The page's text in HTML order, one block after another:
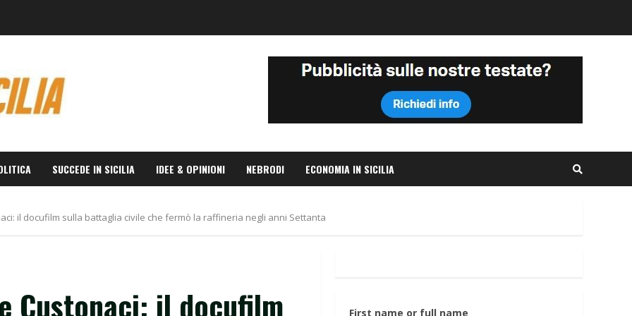
SUCCEDE IN SICILIA IDEE & OPINIONI NEBRODI ECONOMIA IN SICILIA
il docufilm sulla battaglia civile che fermò la raffineria negli anni Settanta
Custonaci: il docufilm
First name or full name